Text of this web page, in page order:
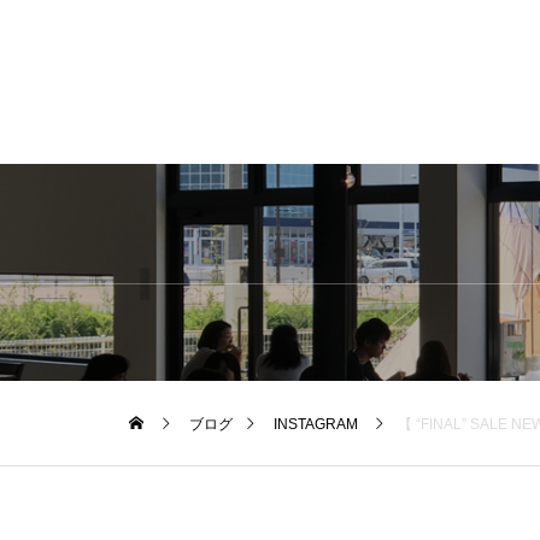
ブログ INSTAGRAM 【 “FINAL” SALE NEWS!!! 】連日好評いただいているHÅUSのアウ